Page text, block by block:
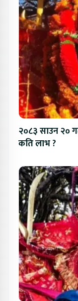
२०८३ साउन २०
कति लाभ ?